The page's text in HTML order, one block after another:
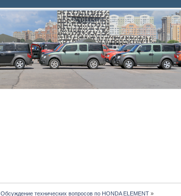
Обсуждение технических вопросов по HONDA ELEMENT »